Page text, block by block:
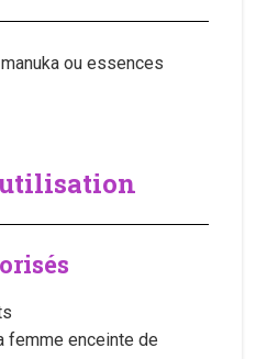
ou essences
femme enceinte de